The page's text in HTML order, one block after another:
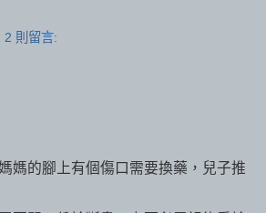
2 則留言:
媽的腳上有個傷口需要換藥，兒子推